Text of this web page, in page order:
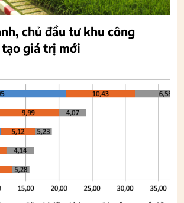
chủ đầu tư khu công
giá trị mới